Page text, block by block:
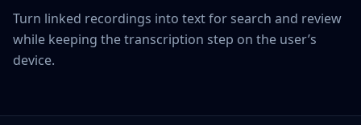
Turn linked recordings into text for search and review
while keeping the transcription step on the user’s
device.